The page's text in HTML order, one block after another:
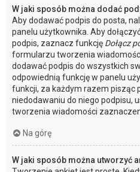
W jaki sposób można dodać
Aby dodawać podpis do posta,
panelu użytkownika. Aby
podpis, zaznacz funkcję Dołącz
formularzu tworzenia
dodawać podpis do wszystkich
odpowiednią funkcję w panelu
funkcji, za każdym razem pisząc
niedodawaniu do niego podpisu,
tworzenia wiadomości
Na górę
W jaki sposób można utworzyć